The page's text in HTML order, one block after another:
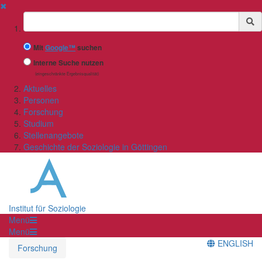
✖
Suchbegriff
MitGoogle™ suchen
Interne Suche nutzen
(eingeschränkte Ergebnisqualität)
Aktuelles
Personen
Forschung
Studium
Stellenangebote
Geschichte der Soziologie in Göttingen
Institut für Soziologie
Menü
Menü
Forschung
ENGLISH